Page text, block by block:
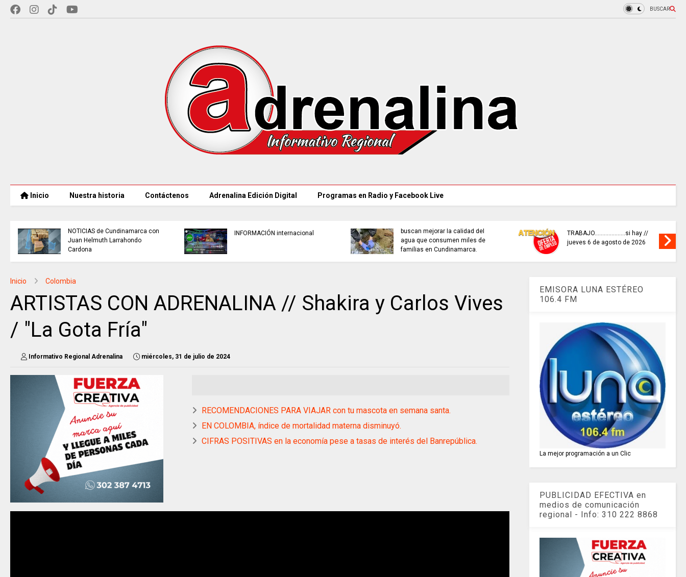
BUSCAR
Inicio Nuestra historia Contáctenos Adrenalina Edición Digital Programas en Radio y Facebook Live
NOTICIAS de Cundinamarca con
Juan Helmuth Larrahondo
Cardona
INFORMACIÓN internacional
buscan mejorar la calidad del
agua que consumen miles de
familias en Cundinamarca.
TRABAJO....................si hay //
jueves 6 de agosto de 2026
Inicio Colombia
ARTISTAS CON ADRENALINA // Shakira y Carlos Vives
/ "La Gota Fría"
Informativo Regional Adrenalina miércoles, 31 de julio de 2024
RECOMENDACIONES PARA VIAJAR con tu mascota en semana santa.
EN COLOMBIA, índice de mortalidad materna disminuyó.
CIFRAS POSITIVAS en la economía pese a tasas de interés del Banrepública.
EMISORA LUNA ESTÉREO
106.4 FM
La mejor programación a un Clic
PUBLICIDAD EFECTIVA en
medios de comunicación
regional - Info: 310 222 8868